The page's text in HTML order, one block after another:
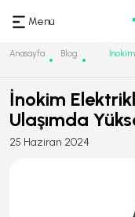
Menü
Anasayfa Blog
İnokim
Ulaşımda
25 Haziran 2024